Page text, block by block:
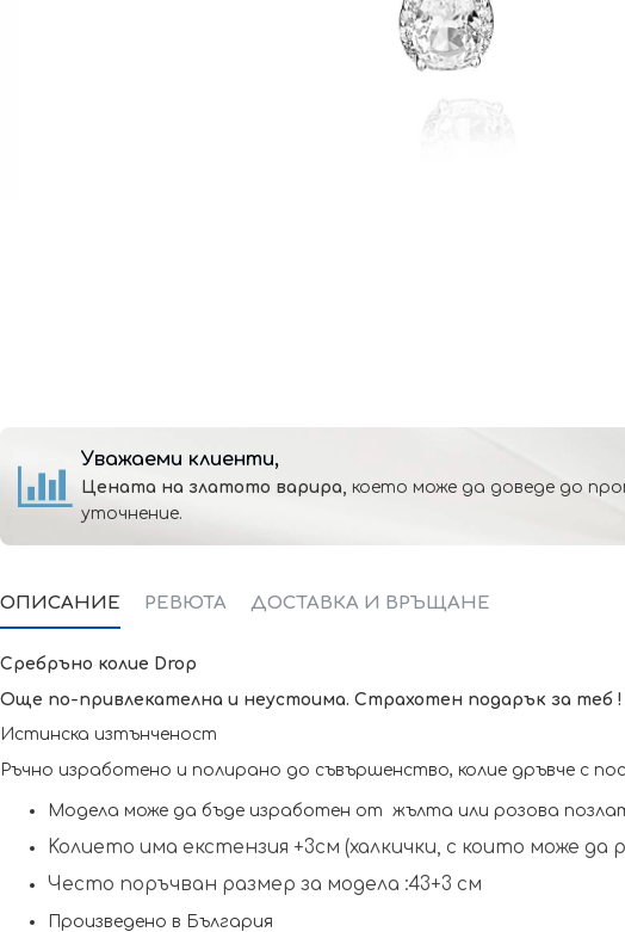
Уважаеми клиенти,
Цената на златото варира, което може да доведе до
уточнение.
ОПИСАНИЕ РЕВЮТА ДОСТАВКА И ВРЪЩАНЕ
Сребръно колие Drop
Още по-привлекателна и неустоима. Страхотен подарък за теб !
Истинска изтънченост
Ръчно изработено и полирано до съвършенство, колие дръвче с
Модела може да бъде изработен от  жълта или розова
Koлието има екстензия +3см (халкички, с които може
Често поръчван размер за модела :43+3 см
Произведено в България